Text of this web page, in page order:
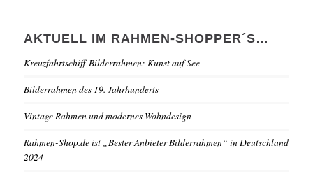
AKTUELL IM RAHMEN-SHOPPER´S…
Kreuzfahrtschiff-Bilderrahmen: Kunst auf See
Bilderrahmen des 19. Jahrhunderts
Vintage Rahmen und modernes Wohndesign
Rahmen-Shop.de ist „Bester Anbieter Bilderrahmen“ in Deutschland
2024